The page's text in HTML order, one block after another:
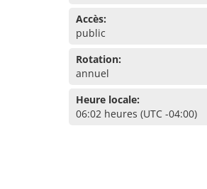
Accès:
public
Rotation:
annuel
Heure locale:
06:02 heures (UTC -04:00)